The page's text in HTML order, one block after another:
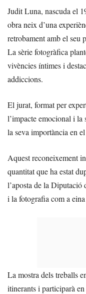
Judit Luna, nascuda el
obra neix d’una
retrobament amb el seu
La sèrie fotogràfica
vivències íntimes i
addiccions.
El jurat, format per
l’impacte emocional i la
la seva importància en
Aquest reconeixement
quantitat que ha estat
l’aposta de la
i la fotografia com a
La mostra dels treballs
itinerants i participarà